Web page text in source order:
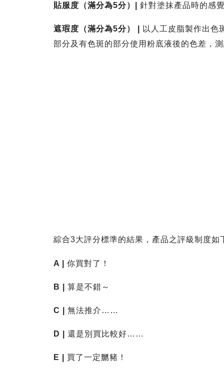
貼服度（滿分為5分）| 針對塗抹產品時的感
遮瑕度（滿分為5分）
以人工皮脂製作出色
部分及有色斑的部分使用粉底液後的色差，
綜合3大評分標準的結果，產品之評級制度如
A | 你買對了！
B | 算是不錯～
C | 無法推介……
D | 還是別買比較好……
E | 買了一定嬲豬！